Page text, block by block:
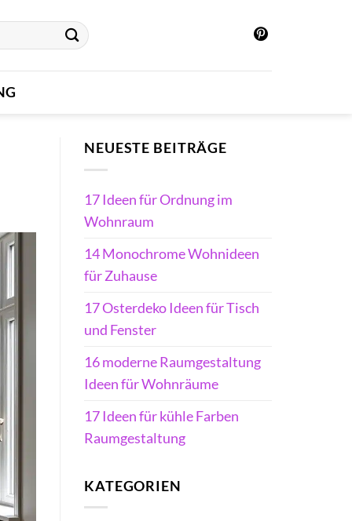
NEUESTE BEITRÄGE
17 Ideen für Ordnung im
Wohnraum
14 Monochrome Wohnideen
für Zuhause
17 Osterdeko Ideen für Tisch
und Fenster
16 moderne Raumgestaltung
Ideen für Wohnräume
17 Ideen für kühle Farben
Raumgestaltung
KATEGORIEN